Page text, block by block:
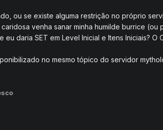
ou se existe alguma restrição no próprio
venha sanar minha humilde burrice (ou
daria SET em Level Inicial e Itens Iniciais?
no mesmo tópico do servidor